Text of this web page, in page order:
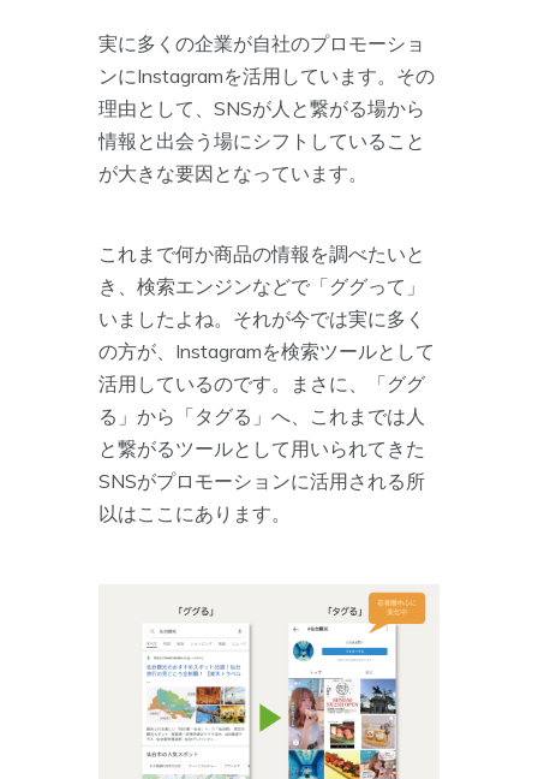
実に多くの企業が自社のプロモーショ
ンにInstagramを活用しています。その
理由として、SNSが人と繋がる場から
情報と出会う場にシフトしていること
が大きな要因となっています。
これまで何か商品の情報を調べたいと
き、検索エンジンなどで「ググって」
いましたよね。それが今では実に多く
の方が、Instagramを検索ツールとして
活用しているのです。まさに、「ググ
る」から「タグる」へ、これまでは人
と繋がるツールとして用いられてきた
SNSがプロモーションに活用される所
以はここにあります。